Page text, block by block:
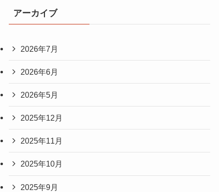
アーカイブ
2026年7月
2026年6月
2026年5月
2025年12月
2025年11月
2025年10月
2025年9月